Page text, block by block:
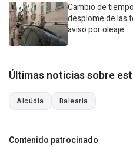
Cambio de
desplome de las
aviso por oleaje
Últimas noticias sobre
Alcúdia Balearia
Contenido patrocinado